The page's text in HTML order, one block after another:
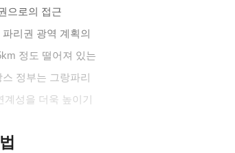
으로의 접근
리권 광역 계획의
정도 떨어져 있는
정부는 그랑파리
성을 더욱 높이기